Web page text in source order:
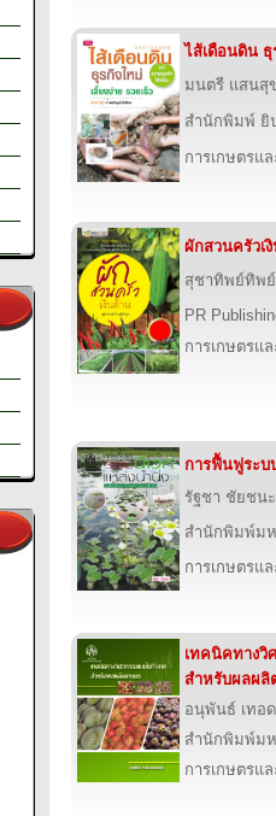
ไส้เดือนดิน ธุ
มนตรี แสนสุ
สำนักพิมพ์ ยิ
การเกษตรแ
ผักสวนครัวเ
สุชาทิพย์ทิพย์
PR
การเกษตรแ
การฟื้นฟูระบ
รัฐชา ชัยชนะ
สำนักพิมพ์มห
การเกษตรแ
เทคนิคทางวิ
สำหรับผลผลิ
อนุพันธ์ เทอ
สำนักพิมพ์มห
การเกษตรแ